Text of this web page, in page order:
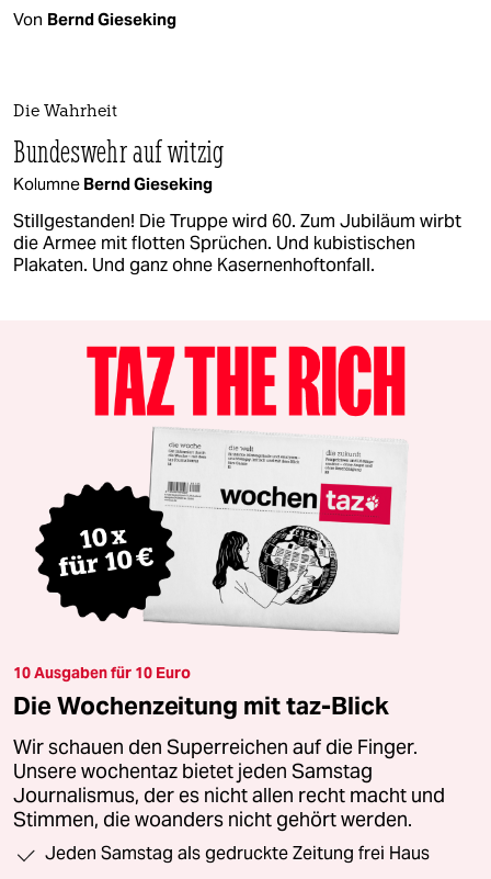
Von Bernd Gieseking
Die Wahrheit
Bundeswehr auf witzig
Kolumne Bernd Gieseking
Stillgestanden! Die Truppe wird 60. Zum Jubiläum wirbt
die Armee mit flotten Sprüchen. Und kubistischen
Plakaten. Und ganz ohne Kasernenhoftonfall.
10 Ausgaben für 10 Euro
Die Wochenzeitung mit taz-Blick
Wir schauen den Superreichen auf die Finger.
Unsere wochentaz bietet jeden Samstag
Journalismus, der es nicht allen recht macht und
Stimmen, die woanders nicht gehört werden.
Jeden Samstag als gedruckte Zeitung frei Haus